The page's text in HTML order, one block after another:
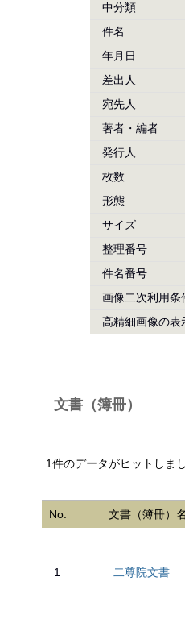
中分類
件名
年月日
差出人
宛先人
著者・編者
発行人
枚数
形態
サイズ
整理番号
件名番号
画像二次利用条
高精細画像の表
文書（簿冊）
1件のデータがヒットしま
No. 文書（簿冊）名
1 二尊院文書